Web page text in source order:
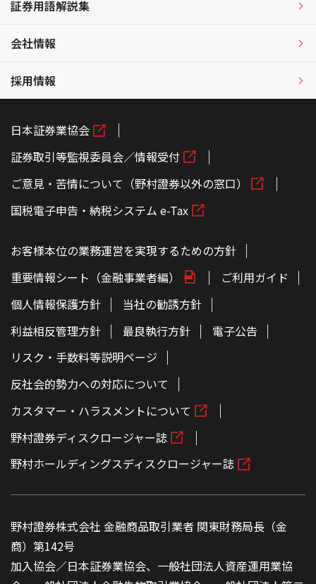
証券用語解説集
会社情報
採用情報
日本証券業協会
証券取引等監視委員会／情報受付
ご意見・苦情について（野村證券以外の窓口）
国税電子申告・納税システム e-Tax
お客様本位の業務運営を実現するための方針
重要情報シート（金融事業者編）
ご利用ガイド
個人情報保護方針
当社の勧誘方針
利益相反管理方針
最良執行方針
電子公告
リスク・手数料等説明ページ
反社会的勢力への対応について
カスタマー・ハラスメントについて
野村證券ディスクロージャー誌
野村ホールディングスディスクロージャー誌
野村證券株式会社 金融商品取引業者 関東財務局長（金
商）第142号
加入協会／日本証券業協会、一般社団法人資産運用業協